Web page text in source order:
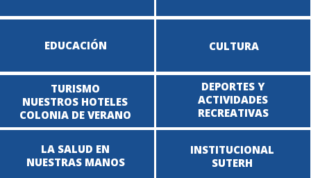
EDUCACIÓN CULTURA
TURISMO
NUESTROS HOTELES
COLONIA DE VERANO
DEPORTES Y
ACTIVIDADES
RECREATIVAS
LA SALUD EN
NUESTRAS MANOS
INSTITUCIONAL
SUTERH